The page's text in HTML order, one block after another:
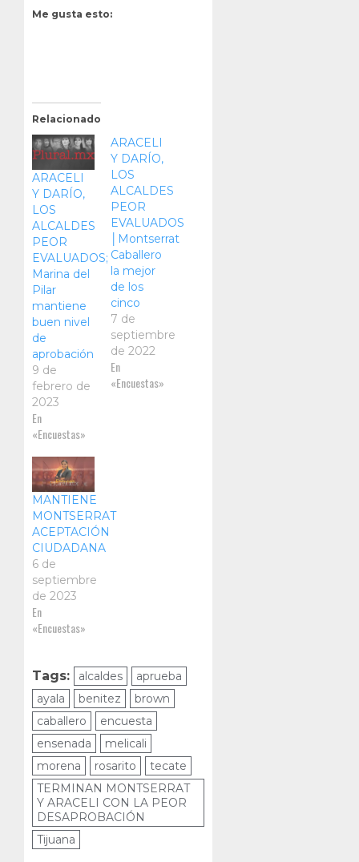
Me gusta esto:
Relacionado
ARACELI
Y DARÍO,
LOS
ALCALDES
PEOR
EVALUADOS;
Marina del
Pilar
mantiene
buen nivel
de
aprobación
9 de
febrero de
2023
En
«Encuestas»
ARACELI
Y DARÍO,
LOS
ALCALDES
PEOR
EVALUADOS
│Montserrat
Caballero
la mejor
de los
cinco
7 de
septiembre
de 2022
En
«Encuestas»
MANTIENE
MONTSERRAT
ACEPTACIÓN
CIUDADANA
6 de
septiembre
de 2023
En
«Encuestas»
Tags: alcaldes
aprueba
ayala
benitez
brown
caballero
encuesta
ensenada
melicali
morena
rosarito
tecate
TERMINAN MONTSERRAT
Y ARACELI CON LA PEOR
DESAPROBACIÓN
Tijuana